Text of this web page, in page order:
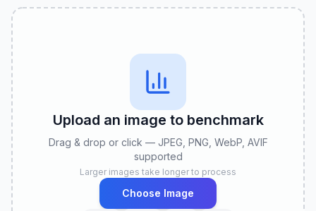
Upload an image to benchmark
Drag & drop or click — JPEG, PNG, WebP, AVIF
supported
Larger images take longer to process
Choose Image